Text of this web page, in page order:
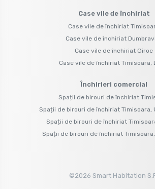
Case vile de închiriat
Case vile de închiriat
Case vile de închiriat
Case vile de închiriat Giroc
Case vile de închiriat Timisoara,
Închirieri comercial
Spații de birouri de închiriat
Spații de birouri de închiriat Timisoara,
Spații de birouri de închiriat
Spații de birouri de închiriat
©2026 Smart Habitation